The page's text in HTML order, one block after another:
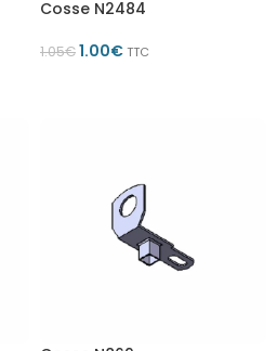
Cosse N2484
1.05€1.00€TTC